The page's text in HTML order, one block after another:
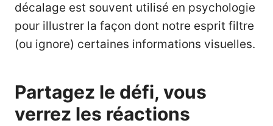
décalage est souvent utilisé en psychologie
pour illustrer la façon dont notre esprit filtre
(ou ignore) certaines informations visuelles.
Partagez le défi, vous
verrez les réactions